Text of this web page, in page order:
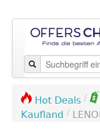
Hot Deals /
Kaufland /